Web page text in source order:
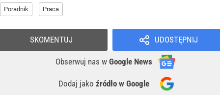
Poradnik Praca
UDOSTĘPNIJ
Obserwuj nas w Google News
Dodaj jako źródło w Google
SKOMENTUJ